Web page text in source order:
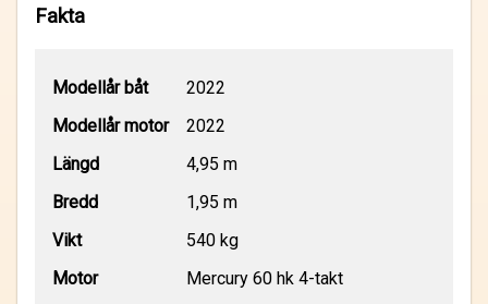
Fakta
Modellår båt
2022
Modellår motor
2022
Längd
4,95 m
Bredd
1,95 m
Vikt
540 kg
Motor
Mercury 60 hk 4-takt